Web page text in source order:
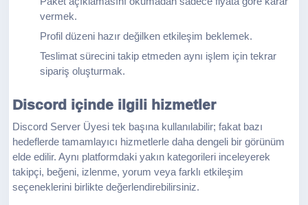
vermek.
Profil düzeni hazır değilken etkileşim beklemek.
Teslimat sürecini takip etmeden aynı işlem için tekrar
sipariş oluşturmak.
Discord içinde ilgili hizmetler
Discord Server Üyesi tek başına kullanılabilir; fakat bazı
hedeflerde tamamlayıcı hizmetlerle daha dengeli bir görünüm
elde edilir. Aynı platformdaki yakın kategorileri inceleyerek
takipçi, beğeni, izlenme, yorum veya farklı etkileşim
seçeneklerini birlikte değerlendirebilirsiniz.